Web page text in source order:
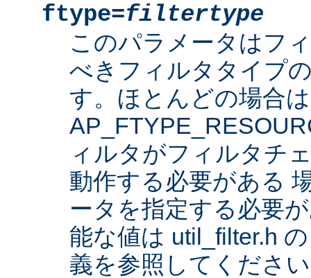
ftype=filtertype
このパラメータはフ
べきフィルタタイプ
す。ほとんどの場合
ィルタがフィルタチ
動作する必要がある
ータを指定する必要
能な値は util_filter.h
義を参照してくださ